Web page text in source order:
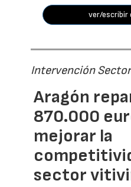
ver/escribir
Intervención
Aragón
870.000
mejorar la
sector